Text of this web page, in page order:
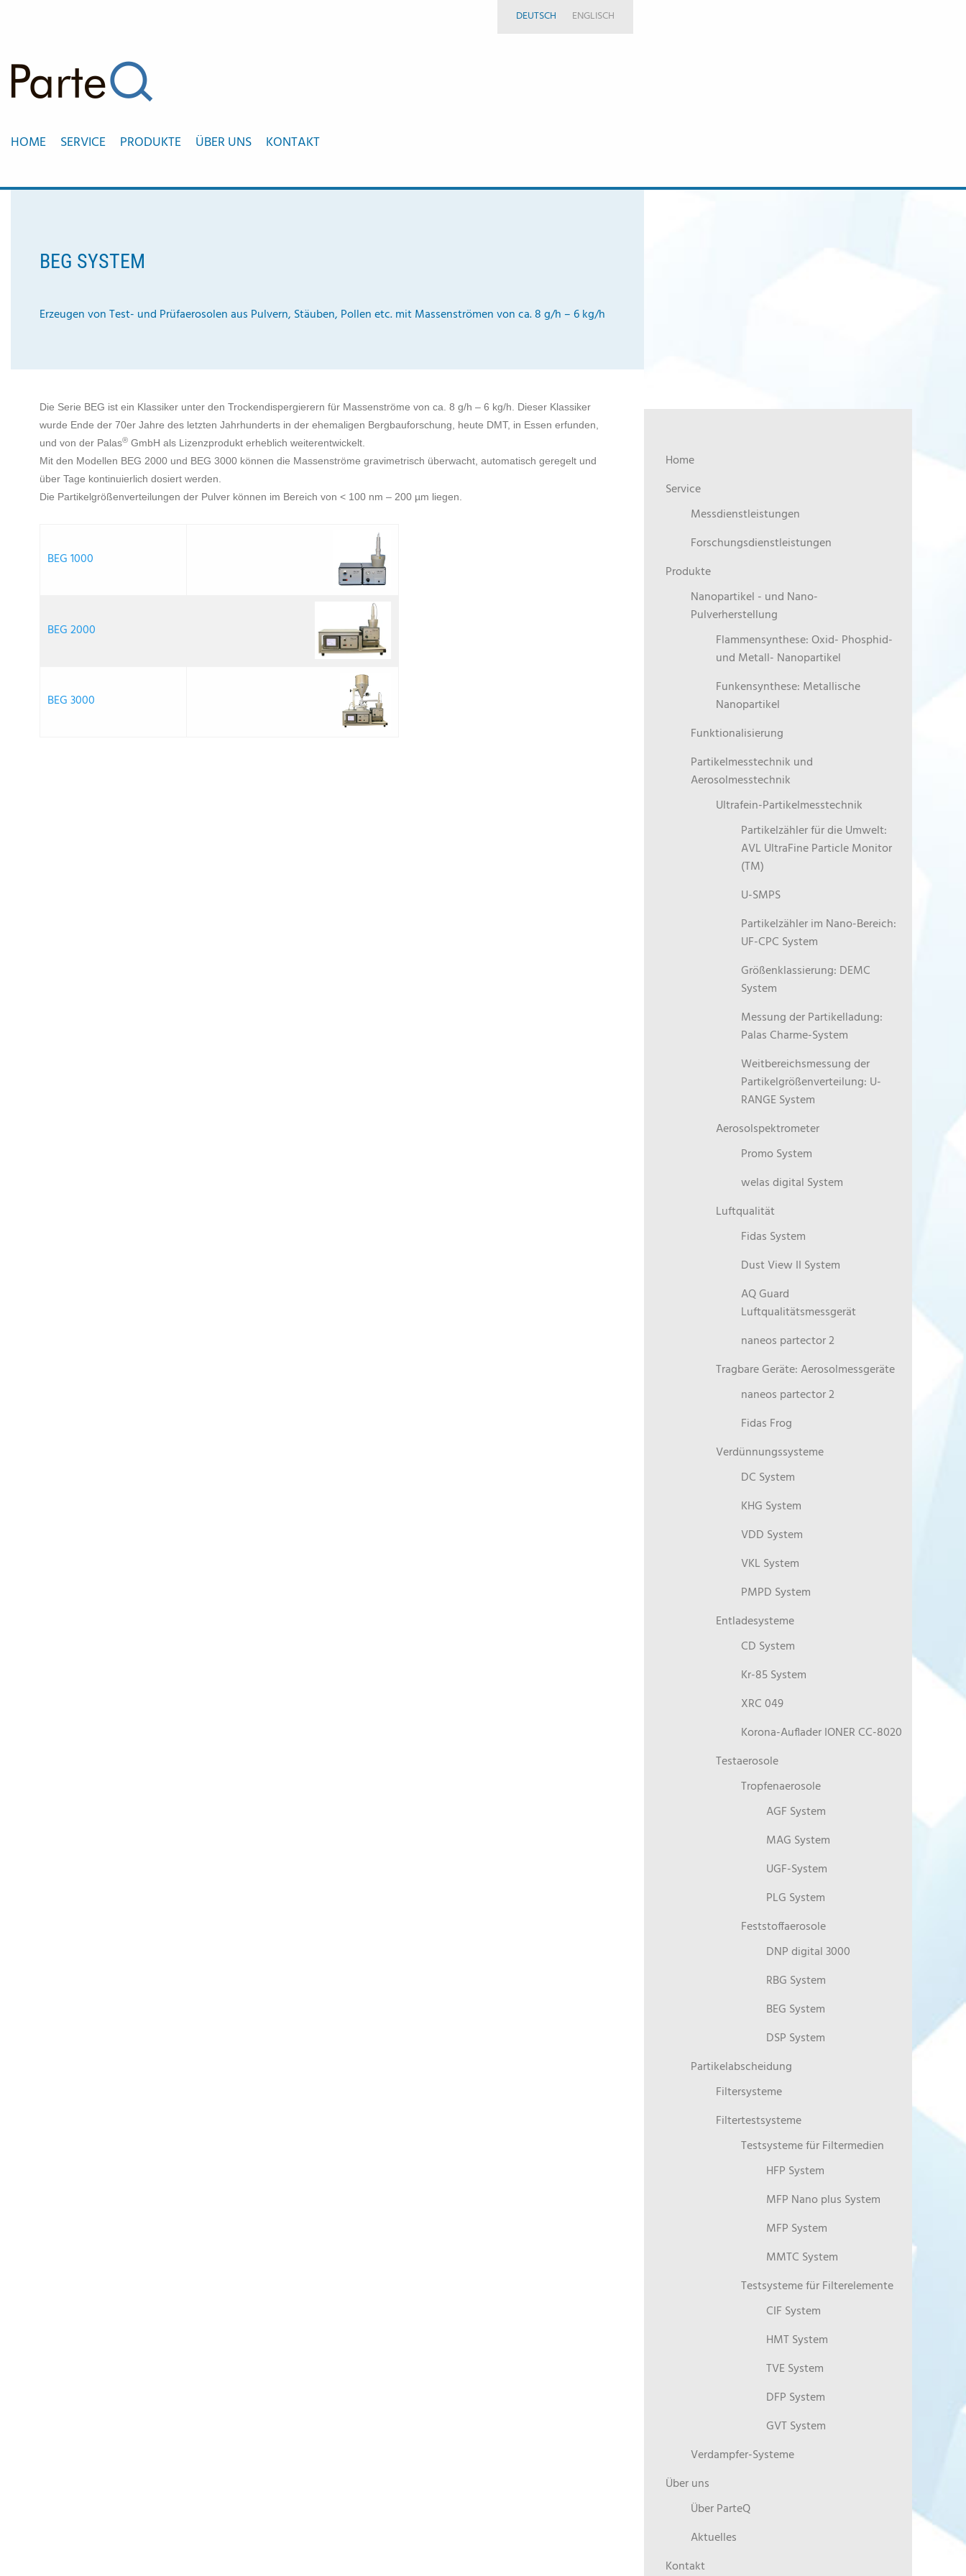
DEUTSCH ENGLISCH
HOME SERVICE PRODUKTE ÜBER UNS KONTAKT
Home
Service
Messdienstleistungen
Forschungsdienstleistungen
Produkte
Nanopartikel - und Nano-
Pulverherstellung
Flammensynthese: Oxid- Phosphid-
und Metall- Nanopartikel
Funkensynthese: Metallische
Nanopartikel
Funktionalisierung
Partikelmesstechnik und
Aerosolmesstechnik
Ultrafein-Partikelmesstechnik
Partikelzähler für die Umwelt:
AVL UltraFine Particle Monitor
(TM)
U-SMPS
Partikelzähler im Nano-Bereich:
UF-CPC System
Größenklassierung: DEMC
System
Messung der Partikelladung:
Palas Charme-System
Weitbereichsmessung der
Partikelgrößenverteilung: U-
RANGE System
Aerosolspektrometer
Promo System
welas digital System
Luftqualität
Fidas System
Dust View II System
AQ Guard
Luftqualitätsmessgerät
naneos partector 2
Tragbare Geräte: Aerosolmessgeräte
naneos partector 2
Fidas Frog
Verdünnungssysteme
DC System
KHG System
VDD System
VKL System
PMPD System
Entladesysteme
CD System
Kr-85 System
XRC 049
Korona-Auflader IONER CC-8020
Testaerosole
Tropfenaerosole
AGF System
MAG System
UGF-System
PLG System
Feststoffaerosole
DNP digital 3000
RBG System
BEG System
DSP System
Partikelabscheidung
Filtersysteme
Filtertestsysteme
Testsysteme für Filtermedien
HFP System
MFP Nano plus System
MFP System
MMTC System
Testsysteme für Filterelemente
CIF System
HMT System
TVE System
DFP System
GVT System
Verdampfer-Systeme
Über uns
Über ParteQ
Aktuelles
Kontakt
BEG SYSTEM
Erzeugen von Test- und Prüfaerosolen aus Pulvern, Stäuben, Pollen etc. mit Massenströmen von ca. 8 g/h – 6 kg/h
Die Serie BEG ist ein Klassiker unter den Trockendispergierern für Massenströme von ca. 8 g/h – 6 kg/h. Dieser Klassiker
wurde Ende der 70er Jahre des letzten Jahrhunderts in der ehemaligen Bergbauforschung, heute DMT, in Essen erfunden,
und von der Palas® GmbH als Lizenzprodukt erheblich weiterentwickelt.
Mit den Modellen BEG 2000 und BEG 3000 können die Massenströme gravimetrisch überwacht, automatisch geregelt und
über Tage kontinuierlich dosiert werden.
Die Partikelgrößenverteilungen der Pulver können im Bereich von < 100 nm – 200 µm liegen.
BEG 1000
BEG 2000
BEG 3000